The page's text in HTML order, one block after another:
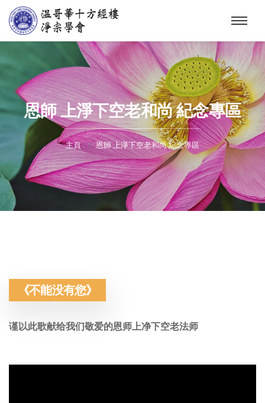
恩師 上淨下空老和尚 紀念專區
主頁 恩師 上淨下空老和尚 紀念專區
《不能没有您》
谨以此歌献给我们敬爱的恩师上净下空老法师